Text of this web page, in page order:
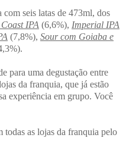
seis latas de 473ml, dos
Coast IPA (6,6%), Imperial IPA
(7,8%), Sour com Goiaba e
para uma degustação entre
da franquia, que já estão
experiência em grupo. Você
todas as lojas da franquia pelo